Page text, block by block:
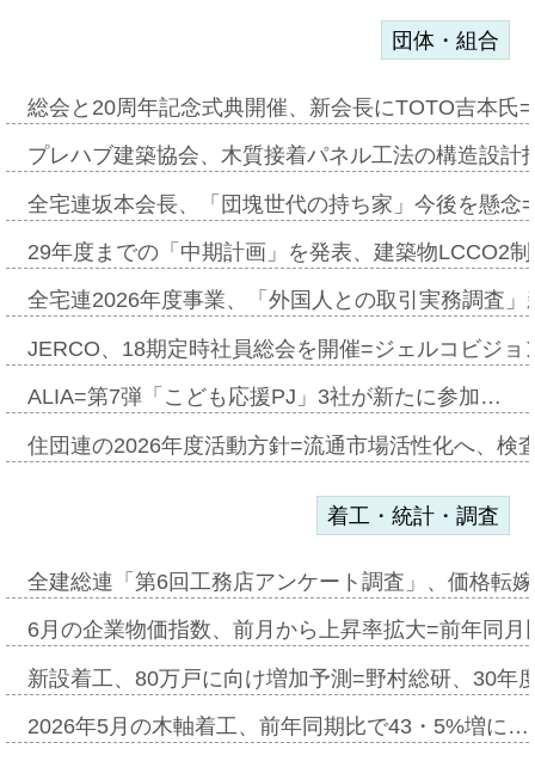
団体・組合
総会と20周年記念式典開催、新会長にTOTO吉本氏
プレハブ建築協会、木質接着パネル工法の構造設
全宅連坂本会長、「団塊世代の持ち家」今後を懸
29年度までの「中期計画」を発表、建築物LCCO2
全宅連2026年度事業、「外国人との取引実務調査
JERCO、18期定時社員総会を開催=ジェルコビジ
ALIA=第7弾「こども応援PJ」3社が新たに参加…
住団連の2026年度活動方針=流通市場活性化へ、検
着工・統計・調査
全建総連「第6回工務店アンケート調査」、価格転
6月の企業物価指数、前月から上昇率拡大=前年同
新設着工、80万戸に向け増加予測=野村総研、30年
2026年5月の木軸着工、前年同期比で43・5%増に…